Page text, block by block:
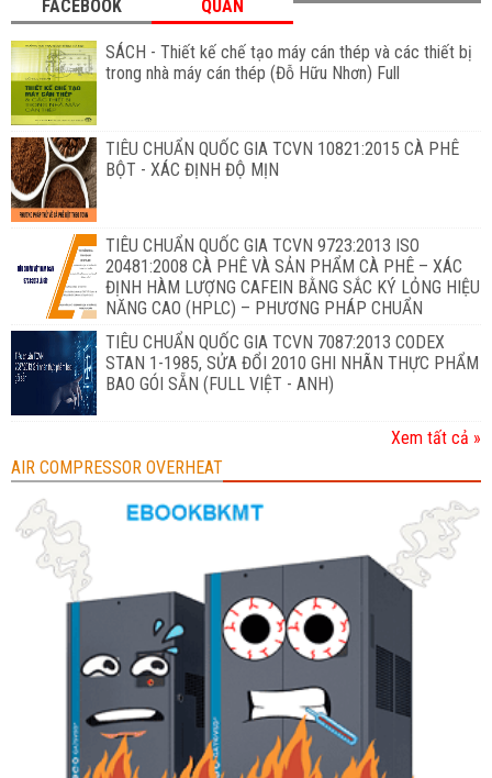
FACEBOOK QUAN
SÁCH - Thiết kế chế tạo máy cán thép và các thiết bị
trong nhà máy cán thép (Đỗ Hữu Nhơn) Full
TIÊU CHUẨN QUỐC GIA TCVN 10821:2015 CÀ PHÊ
BỘT - XÁC ĐỊNH ĐỘ MỊN
TIÊU CHUẨN QUỐC GIA TCVN 9723:2013 ISO
20481:2008 CÀ PHÊ VÀ SẢN PHẨM CÀ PHÊ – XÁC
ĐỊNH HÀM LƯỢNG CAFEIN BẰNG SẮC KÝ LỎNG HIỆU
NĂNG CAO (HPLC) – PHƯƠNG PHÁP CHUẨN
TIÊU CHUẨN QUỐC GIA TCVN 7087:2013 CODEX
STAN 1-1985, SỬA ĐỔI 2010 GHI NHÃN THỰC PHẨM
BAO GÓI SẴN (FULL VIỆT - ANH)
Xem tất cả »
AIR COMPRESSOR OVERHEAT